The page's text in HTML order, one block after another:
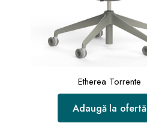
Etherea Torrente
Adaugă la ofertă